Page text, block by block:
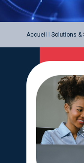
Accueil I Solutions &